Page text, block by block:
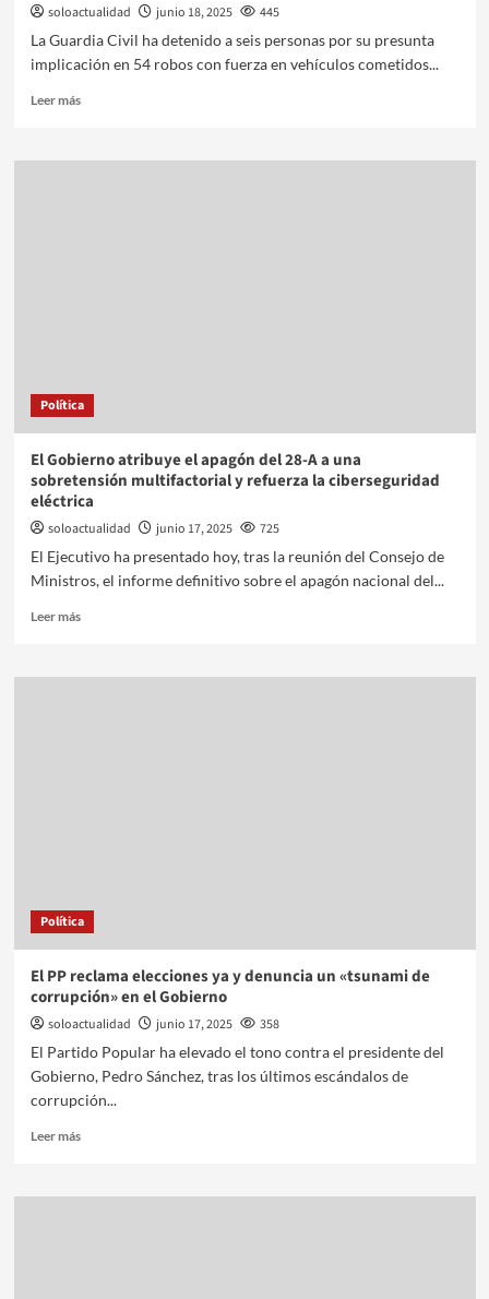
soloactualidad junio 18, 2025
445
La Guardia Civil ha detenido a seis personas por su presunta
implicación en 54 robos con fuerza en vehículos cometidos...
Leer más
Política
El Gobierno atribuye el apagón del 28-A a una
sobretensión multifactorial y refuerza la ciberseguridad
eléctrica
soloactualidad junio 17, 2025
725
El Ejecutivo ha presentado hoy, tras la reunión del Consejo de
Ministros, el informe definitivo sobre el apagón nacional del...
Leer más
Política
El PP reclama elecciones ya y denuncia un «tsunami de
corrupción» en el Gobierno
soloactualidad junio 17, 2025
358
El Partido Popular ha elevado el tono contra el presidente del
Gobierno, Pedro Sánchez, tras los últimos escándalos de
corrupción...
Leer más